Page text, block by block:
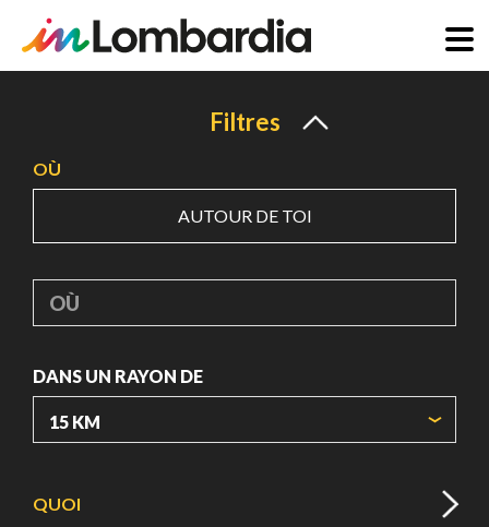
principal
Filtres
OÙ
AUTOUR DE TOI
OÙ
DANS UN RAYON DE
QUOI